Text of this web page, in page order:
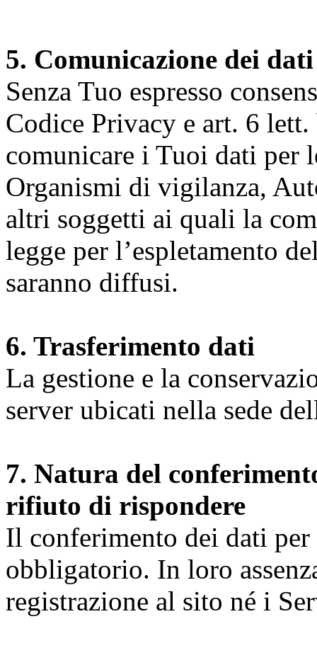
5. Comunicazione dei dati
Senza Tuo espresso
Codice Privacy e art. 6
comunicare i Tuoi dati per
Organismi di vigilanza,
altri soggetti ai quali la
legge per l’espletamento
saranno diffusi.
6. Trasferimento dati
La gestione e la
server ubicati nella sede
7. Natura del
rifiuto di rispondere
Il conferimento dei dati
obbligatorio. In loro
registrazione al sito né i